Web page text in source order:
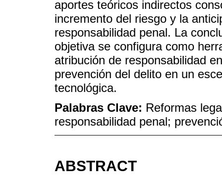
aportes teóricos indirectos
incremento del riesgo y la
responsabilidad penal. La
objetiva se configura como
atribución de responsabilidad
prevención del delito en un
tecnológica.
Palabras Clave: Reformas
responsabilidad penal;
ABSTRACT